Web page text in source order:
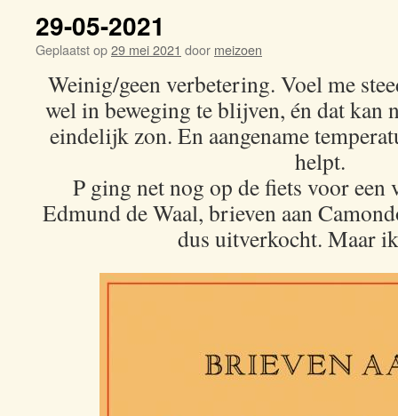
29-05-2021
Geplaatst op29 mei 2021 door meizoen
Weinig/geen verbetering. Voel me
wel in beweging te blijven, én dat kan
eindelijk zon. En aangename
helpt.
P ging net nog op de fiets voor een
Edmund de Waal, brieven aan
dus uitverkocht. Maar